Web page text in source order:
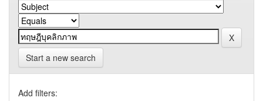
Start a new search
Add filters: